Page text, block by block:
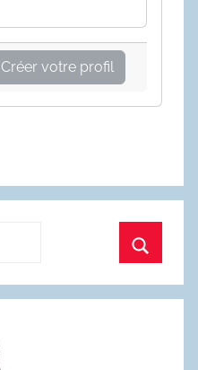
Créer votre profil